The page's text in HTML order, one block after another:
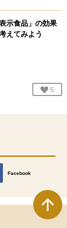
示食品」の効果
えてみよう
お気
5
Facebook
別のウィンドウで開きます